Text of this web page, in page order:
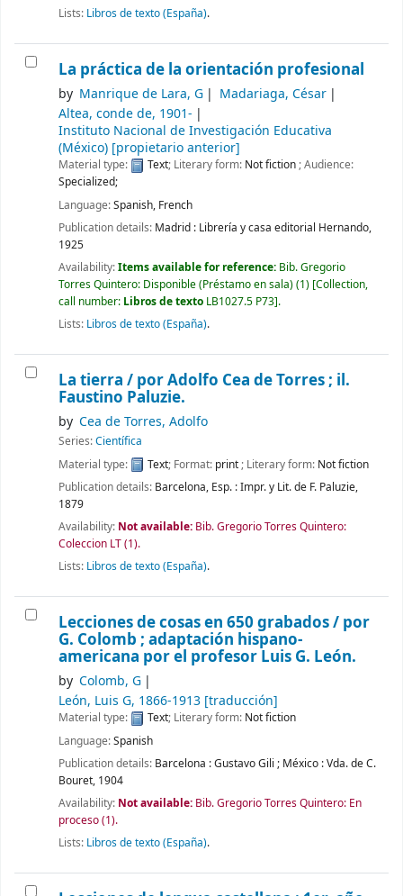
Lists: Libros de texto (España).
La práctica de la orientación profesional
by Manrique de Lara, G
Madariaga, César
Altea, conde de, 1901-
Instituto Nacional de Investigación Educativa
(México) [propietario anterior]
Material type: Text; Literary form: Not fiction; Audience:
Specialized;
Language:Spanish, French
Publication details: Madrid : Librería y casa editorial Hernando,
1925
Availability:Items available for reference: Bib. Gregorio
Torres Quintero: Disponible (Préstamo en sala)(1) Collection,
call number: Libros de texto LB1027.5 P73 .
Lists: Libros de texto (España).
La tierra / por Adolfo Cea de Torres ; il.
Faustino Paluzie.
by Cea de Torres, Adolfo
Series:Científica
Material type:
Text; Format: print ; Literary form: Not fiction
Publication details: Barcelona, Esp. :Impr. y Lit. de F. Paluzie,
1879
Availability: Not available: Bib. Gregorio Torres Quintero:
Coleccion LT(1).
Lists: Libros de texto (España).
Lecciones de cosas en 650 grabados / por
G. Colomb ; adaptación hispano-
americana por el profesor Luis G. León.
by Colomb, G
León, Luis G, 1866-1913 [traducción]
Material type: Text; Literary form: Not fiction
Language:Spanish
Publication details: Barcelona :Gustavo Gili ; México :Vda. de C.
Bouret, 1904
Availability: Not available: Bib. Gregorio Torres Quintero: En
proceso(1).
Lists: Libros de texto (España).